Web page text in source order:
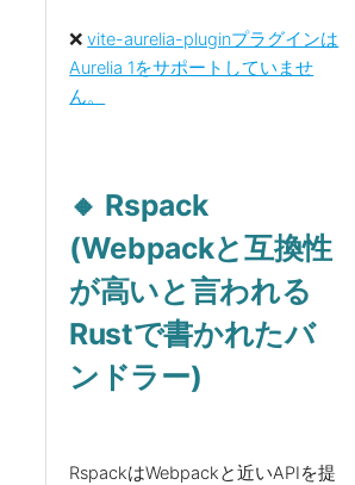
❌vite-aurelia-pluginプラグインは
Aurelia 1をサポートしていませ
ん。
🔸 Rspack
(Webpackと互換性
が高いと言われる
Rustで書かれたバ
ンドラー)
RspackはWebpackと近いAPIを提